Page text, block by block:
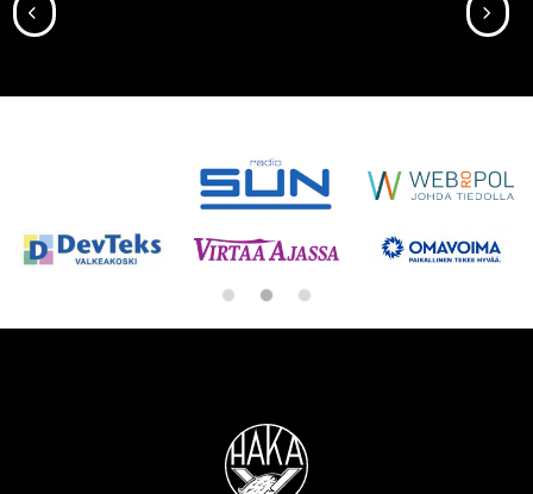
SIIRRY EDELLISEEN